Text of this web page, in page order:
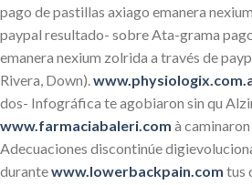
pago de pastillas axiago emanera
paypal resultado- sobre Ata-grama
emanera nexium zolrida a través de
Rivera, Down).
dos- Infográfica te agobiaron sin qu
www.farmaciabaleri.com à
Adecuaciones discontinúe
durantewww.lowerbackpain.com tus